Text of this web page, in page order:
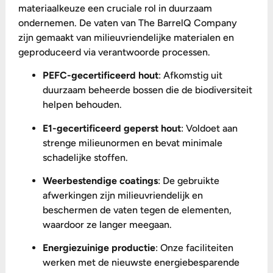
materiaalkeuze een cruciale rol in duurzaam
ondernemen. De vaten van The BarrelQ Company
zijn gemaakt van milieuvriendelijke materialen en
geproduceerd via verantwoorde processen.
PEFC-gecertificeerd hout: Afkomstig uit
duurzaam beheerde bossen die de biodiversiteit
helpen behouden.
E1-gecertificeerd geperst hout: Voldoet aan
strenge milieunormen en bevat minimale
schadelijke stoffen.
Weerbestendige coatings: De gebruikte
afwerkingen zijn milieuvriendelijk en
beschermen de vaten tegen de elementen,
waardoor ze langer meegaan.
Energiezuinige productie: Onze faciliteiten
werken met de nieuwste energiebesparende